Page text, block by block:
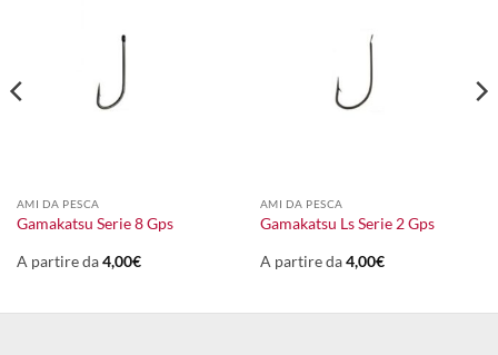
AMI DA PESCA
Gamakatsu Serie 8 Gps
A partire da4,00€
AMI DA PESCA
Gamakatsu Ls Serie 2 Gps
A partire da4,00€